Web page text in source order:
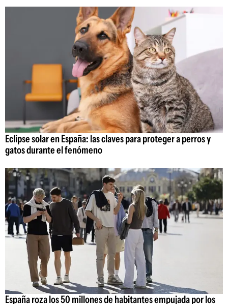
Eclipse solar en España: las claves para proteger a perros y
gatos durante el fenómeno
España roza los 50 millones de habitantes empujada por los